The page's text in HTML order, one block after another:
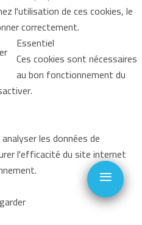
l'utilisation de ces cookies, le
correctement.
Essentiel
Ces cookies sont nécessaires
au bon fonctionnement du
les données de
l'efficacité du site internet
≡